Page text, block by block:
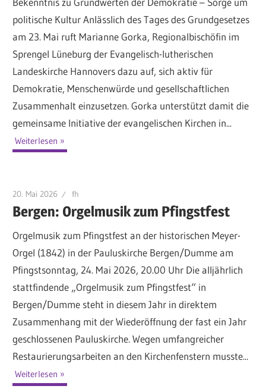
politische Kultur Anlässlich des Tages des Grundgesetzes
am 23. Mai ruft Marianne Gorka, Regionalbischöfin im
Sprengel Lüneburg der Evangelisch-lutherischen
Landeskirche Hannovers dazu auf, sich aktiv für
Demokratie, Menschenwürde und gesellschaftlichen
Zusammenhalt einzusetzen. Gorka unterstützt damit die
gemeinsame Initiative der evangelischen Kirchen in...
Weiterlesen
20. Mai 2026 fh
Bergen: Orgelmusik zum Pfingstfest
Orgelmusik zum Pfingstfest an der historischen Meyer-
Orgel (1842) in der Pauluskirche Bergen/Dumme am
Pfingstsonntag, 24. Mai 2026, 20.00 Uhr Die alljährlich
stattfindende „Orgelmusik zum Pfingstfest“ in
Bergen/Dumme steht in diesem Jahr in direktem
Zusammenhang mit der Wiederöffnung der fast ein Jahr
geschlossenen Pauluskirche. Wegen umfangreicher
Restaurierungsarbeiten an den Kirchenfenstern musste...
Weiterlesen